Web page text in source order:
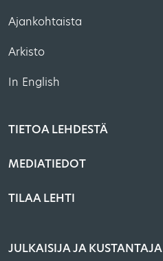
Ajankohtaista
Arkisto
In English
TIETOA LEHDESTÄ
MEDIATIEDOT
TILAA LEHTI
JULKAISIJA JA KUSTANTAJA